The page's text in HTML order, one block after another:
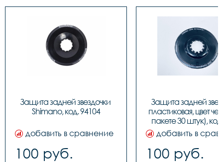
Защита задней звездочки
Shimano, код. 94104
добавить в сравнение
100 руб.
Защита задней
пластиковая, цвет
пакете 30 штук),
добавить в
100 руб.